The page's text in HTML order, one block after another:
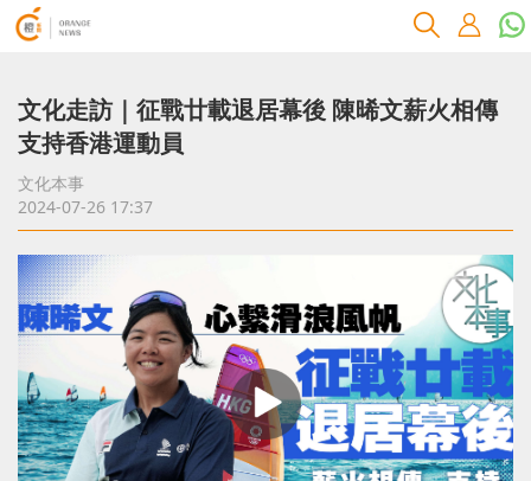
文化走訪｜征戰廿載退居幕後 陳晞文薪火相傳
支持香港運動員
文化本事
2024-07-26 17:37